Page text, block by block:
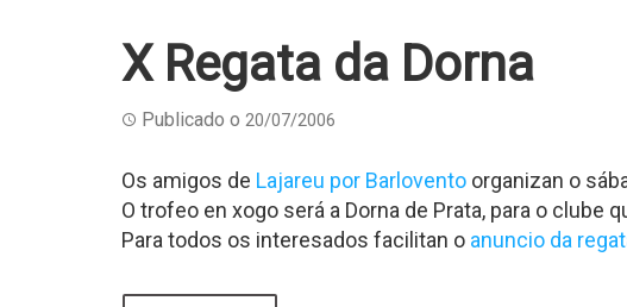
X Regata da Dorna
Publicado o 20/07/2006
Os amigos de Lajareu por Barlovento organizan o
O trofeo en xogo será a Dorna de Prata, para o
Para todos os interesados facilitan o anuncio da